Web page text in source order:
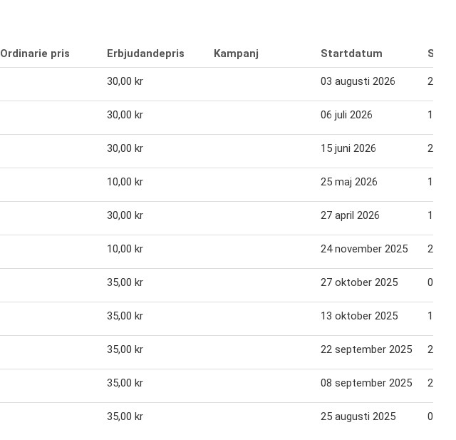
Ordinarie pris Erbjudandepris Kampanj Startdatum
30,00 kr 03 augusti 2026 23
30,00 kr 06 juli 2026 19
30,00 kr 15 juni 2026 21
10,00 kr 25 maj 2026 14
30,00 kr 27 april 2026 10
10,00 kr 24 november 2025 24
35,00 kr 27 oktober 2025 02
35,00 kr 13 oktober 2025 19
35,00 kr 22 september 2025 28
35,00 kr 08 september 2025 21
35,00 kr 25 augusti 2025 07